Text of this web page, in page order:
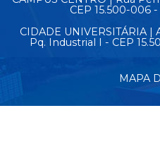
CEP 15.500-006
CIDADE UNIVERSITÁRIA |
Pq. Industrial I - CEP
MAPA